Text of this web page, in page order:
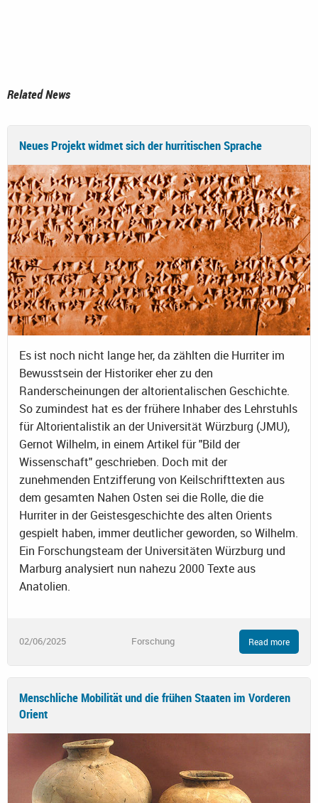
Related News
Neues Projekt widmet sich der hurritischen Sprache
Es ist noch nicht lange her, da zählten die Hurriter im
Bewusstsein der Historiker eher zu den
Randerscheinungen der altorientalischen Geschichte.
So zumindest hat es der frühere Inhaber des Lehrstuhls
für Altorientalistik an der Universität Würzburg (JMU),
Gernot Wilhelm, in einem Artikel für "Bild der
Wissenschaft" geschrieben. Doch mit der
zunehmenden Entzifferung von Keilschrifttexten aus
dem gesamten Nahen Osten sei die Rolle, die die
Hurriter in der Geistesgeschichte des alten Orients
gespielt haben, immer deutlicher geworden, so Wilhelm.
Ein Forschungsteam der Universitäten Würzburg und
Marburg analysiert nun nahezu 2000 Texte aus
Anatolien.
02/06/2025 Forschung Read more
Menschliche Mobilität und die frühen Staaten im Vorderen
Orient